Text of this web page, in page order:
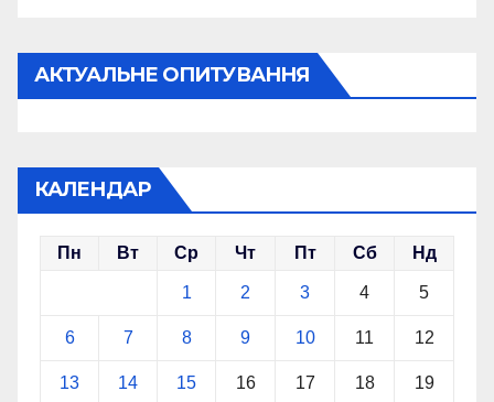
АКТУАЛЬНЕ ОПИТУВАННЯ
КАЛЕНДАР
Пн Вт Ср Чт Пт Сб Нд
1 2 3 4 5
6 7 8 9 10 11 12
13 14 15 16 17 18 19